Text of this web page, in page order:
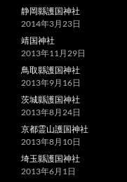
静岡縣護国神社
2014年3月23日
靖国神社
2013年11月29日
鳥取縣護国神社
2013年9月16日
茨城縣護国神社
2013年8月24日
京都霊山護国神社
2013年8月10日
埼玉縣護国神社
2013年6月1日